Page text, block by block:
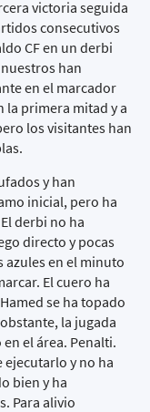
victoria seguida
consecutivos
CF en un derbi
han
en el marcador
la primera mitad y a
los visitantes han
y han
inicial, pero ha
derbi no ha
directo y pocas
azules en el minuto
El cuero ha
se ha topado
la jugada
el área. Penalti.
y no ha
bien y ha
Para alivio